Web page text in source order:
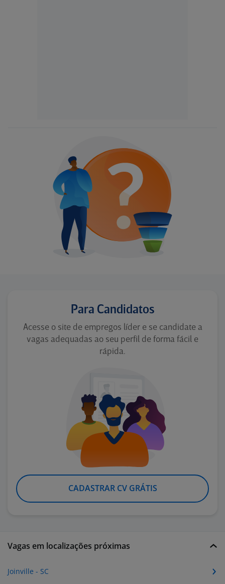
Para Candidatos
Acesse o site de empregos líder e se candidate a
vagas adequadas ao seu perfil de forma fácil e
rápida.
CADASTRAR CV GRÁTIS
Vagas em localizações próximas
Joinville - SC